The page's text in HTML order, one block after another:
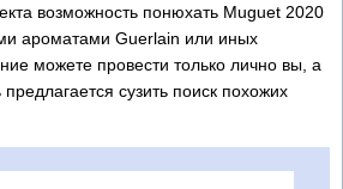
возможность понюхать Muguet 2020
ароматами Guerlain или иных
можете провести только лично вы, а
сузить поиск похожих